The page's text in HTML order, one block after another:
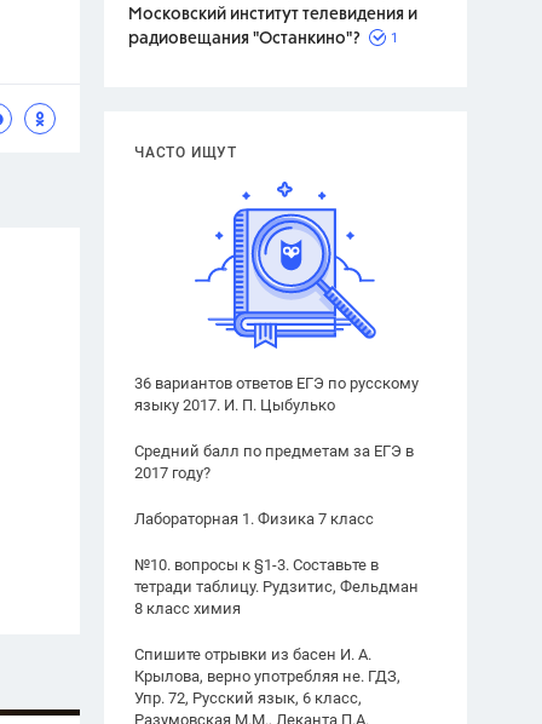
Московский институт телевидения и
радиовещания "Останкино"?
1
ЧАСТО ИЩУТ
36 вариантов ответов ЕГЭ по русскому
языку 2017. И. П. Цыбулько
Средний балл по предметам за ЕГЭ в
2017 году?
Лабораторная 1. Физика 7 класс
№10. вопросы к §1-3. Составьте в
тетради таблицу. Рудзитис, Фельдман
8 класс химия
Спишите отрывки из басен И. А.
Крылова, верно употребляя не. ГДЗ,
Упр. 72, Русский язык, 6 класс,
Разумовская М.М., Леканта П.А.